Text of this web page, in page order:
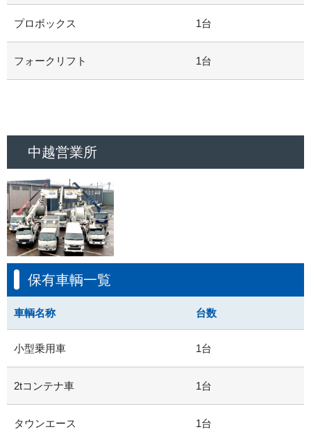
プロボックス 1台
フォークリフト 1台
中越営業所
保有車輌一覧
車輌名称 台数
小型乗用車 1台
2tコンテナ車 1台
タウンエース 1台